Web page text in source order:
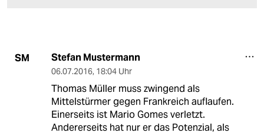
SM Stefan Mustermann
06.07.2016, 18:04 Uhr
Thomas Müller muss zwingend als
Mittelstürmer gegen Frankreich auflaufen.
Einerseits ist Mario Gomes verletzt.
Andererseits hat nur er das Potenzial, als